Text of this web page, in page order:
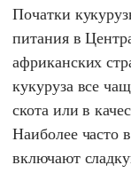
Початки
питания в
африканских
кукуруза все
скота или в
Наиболее часто
включают